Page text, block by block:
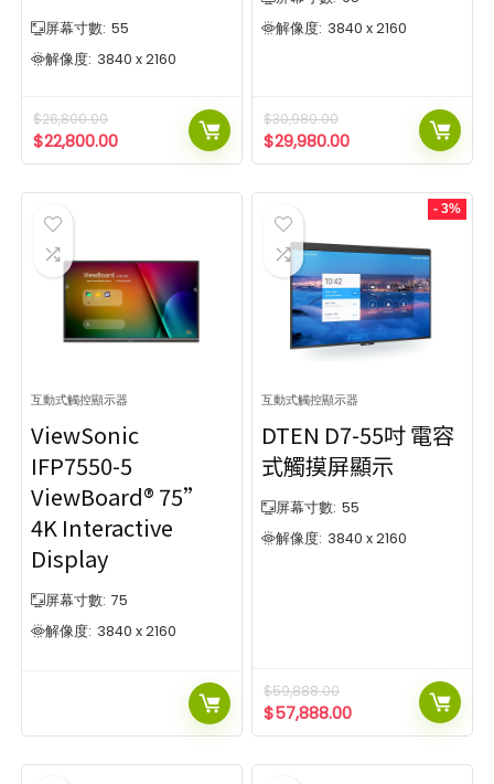
屏幕寸數: 55
解像度: 3840 x 2160
$26,800.00
$22,800.00
解像度: 3840 x 2160
$30,980.00
$29,980.00
互動式觸控顯示器
ViewSonic
IFP7550-5
ViewBoard® 75”
4K Interactive
Display
屏幕寸數: 75
解像度: 3840 x 2160
- 3%
互動式觸控顯示器
DTEN D7-55吋 電容
式觸摸屏顯示
屏幕寸數: 55
解像度: 3840 x 2160
$59,888.00
$57,888.00